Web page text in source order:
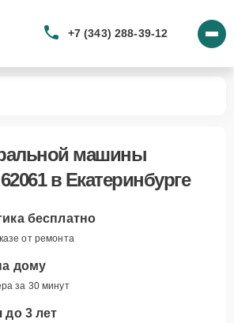
+7 (343) 288-39-12
машины
в Екатеринбурге
бесплатно
от ремонта
дому
за 30 минут
до 3 лет